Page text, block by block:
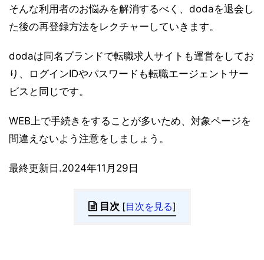
そんな利用者のお悩みを解消するべく、dodaを退会し
た後の再登録方法をレクチャーしていきます。
dodaは同名ブランドで転職求人サイトも運営をしてお
り、ログインIDやパスワードも転職エージェントサー
ビスと同じです。
WEB上で手続きをすることが多いため、対象ページを
間違えないよう注意をしましょう。
最終更新日.2024年11月29日
目次 [目次を見る]